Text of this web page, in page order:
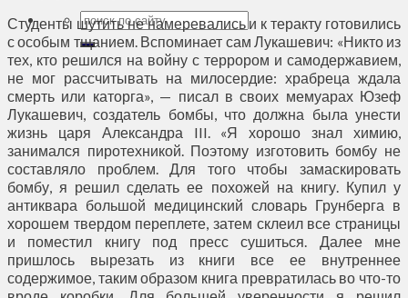
Студенты шутить не намеревались и к теракту готовились
с особым тщанием. Вспоминает сам Лукашевич: «Никто из
тех, кто решился на войну с террором и самодержавием,
не мог рассчитывать на милосердие: храбреца ждала
смерть или каторга», — писал в своих мемуарах Юзеф
Лукашевич, создатель бомбы, что должна была унести
жизнь царя Александра III. «Я хорошо знал химию,
занимался пиротехникой. Поэтому изготовить бомбу не
составляло проблем. Для того чтобы замаскировать
бомбу, я решил сделать ее похожей на книгу. Купил у
антиквара большой медицинский словарь Грунберга в
хорошем твердом переплете, затем склеил все страницы
и поместил книгу под пресс сушиться. Далее мне
пришлось вырезать из книги все ее внутреннее
содержимое, таким образом книга превратилась во что-то